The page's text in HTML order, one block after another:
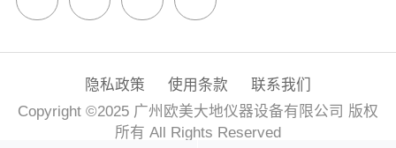
隐私政策 使用条款
联系我们
Copyright ©2025 广州欧美大地仪器设备有限公司 版权
所有 All Rights Reserved